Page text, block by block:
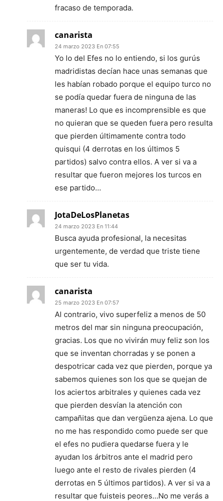
fracaso de temporada.
canarista
24 marzo 2023 En 07:55
Yo lo del Efes no lo entiendo, si los gurús
madridistas decían hace unas semanas que
les habían robado porque el equipo turco no
se podía quedar fuera de ninguna de las
maneras! Lo que es incomprensible es que
no quieran que se queden fuera pero resulta
que pierden últimamente contra todo
quisqui (4 derrotas en los últimos 5
partidos) salvo contra ellos. A ver si va a
resultar que fueron mejores los turcos en
ese partido…
JotaDeLosPlanetas
24 marzo 2023 En 11:44
Busca ayuda profesional, la necesitas
urgentemente, de verdad que triste tiene
que ser tu vida.
canarista
25 marzo 2023 En 07:57
Al contrario, vivo superfeliz a menos de 50
metros del mar sin ninguna preocupación,
gracias. Los que no vivirán muy feliz son los
que se inventan chorradas y se ponen a
despotricar cada vez que pierden, porque ya
sabemos quienes son los que se quejan de
los aciertos arbitrales y quienes cada vez
que pierden desvían la atención con
campañitas que dan vergüenza ajena. Lo que
no me has respondido como puede ser que
el efes no pudiera quedarse fuera y le
ayudan los árbitros ante el madrid pero
luego ante el resto de rivales pierden (4
derrotas en 5 últimos partidos). A ver si va a
resultar que fuisteis peores…No me verás a